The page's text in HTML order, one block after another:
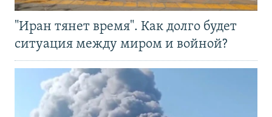
"Иран тянет время". Как долго будет
ситуация между миром и войной?